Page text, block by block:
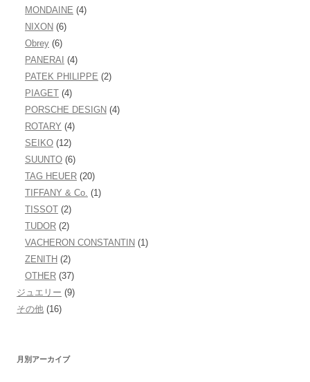
MONDAINE (4)
NIXON (6)
Obrey (6)
PANERAI (4)
PATEK PHILIPPE (2)
PIAGET (4)
PORSCHE DESIGN (4)
ROTARY (4)
SEIKO (12)
SUUNTO (6)
TAG HEUER (20)
TIFFANY & Co. (1)
TISSOT (2)
TUDOR (2)
VACHERON CONSTANTIN (1)
ZENITH (2)
OTHER (37)
ジュエリー (9)
その他 (16)
月別アーカイブ